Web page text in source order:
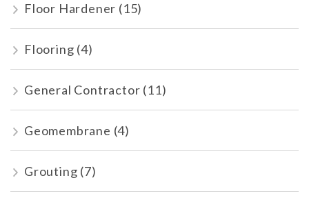
Floor Hardener (15)
Flooring (4)
General Contractor (11)
Geomembrane (4)
Grouting (7)